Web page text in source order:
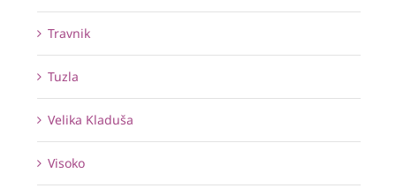
Travnik
Tuzla
Velika Kladuša
Visoko